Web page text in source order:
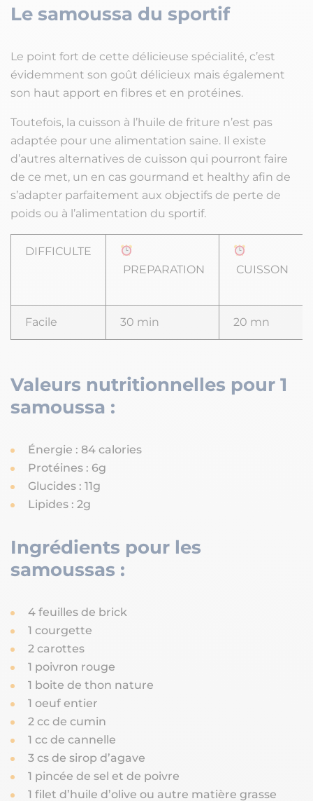
Le samoussa du sportif
Le point fort de cette délicieuse spécialité, c’est
évidemment son goût délicieux mais également
son haut apport en fibres et en protéines.
Toutefois, la cuisson à l’huile de friture n’est pas
adaptée pour une alimentation saine. Il existe
d’autres alternatives de cuisson qui pourront faire
de ce met, un en cas gourmand et healthy afin de
s’adapter parfaitement aux objectifs de perte de
poids ou à l’alimentation du sportif.
DIFFICULTE
PREPARATION
CUISSON
Facile 30 min 20 mn
Valeurs nutritionnelles pour 1
samoussa :
Énergie : 84 calories
Protéines : 6g
Glucides : 11g
Lipides : 2g
Ingrédients pour les
samoussas :
4 feuilles de brick
1 courgette
2 carottes
1 poivron rouge
1 boite de thon nature
1 oeuf entier
2 cc de cumin
1 cc de cannelle
3 cs de sirop d’agave
1 pincée de sel et de poivre
1 filet d’huile d’olive ou autre matière grasse